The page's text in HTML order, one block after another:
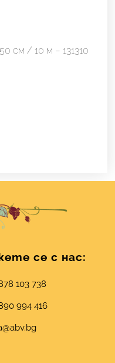
см / 10 м – 131310
се с нас:
103 738
994 416